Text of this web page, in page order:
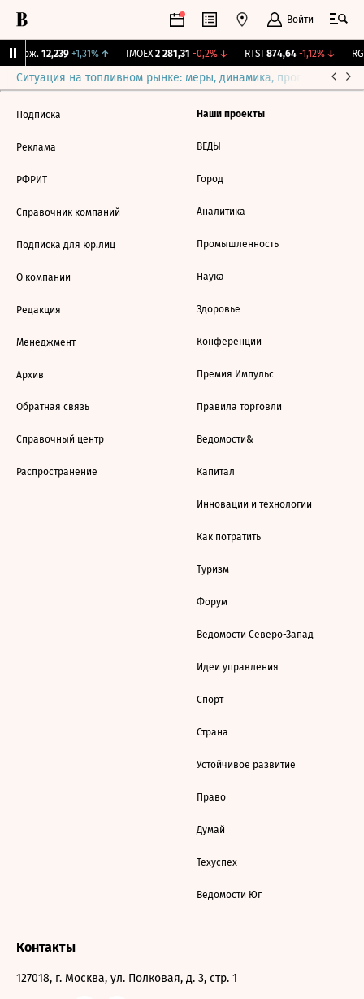
Войти
Бирж. 12,239 +1,31%↑ IMOEX 2 281,31 -0,2%↓ RTSI 874,64 -1,12%↓
Ситуация на топливном рынке: меры, динамика, прогнозы
Подписка
Реклама
РФРИТ
Справочник компаний
Подписка для юр.лиц
О компании
Редакция
Менеджмент
Архив
Обратная связь
Справочный центр
Распространение
Наши проекты
ВЕДЫ
Город
Аналитика
Промышленность
Наука
Здоровье
Конференции
Премия Импульс
Правила торговли
Ведомости&
Капитал
Инновации и технологии
Как потратить
Туризм
Форум
Ведомости Северо-Запад
Идеи управления
Спорт
Страна
Устойчивое развитие
Право
Думай
Техуспех
Ведомости Юг
Контакты
127018, г. Москва, ул. Полковая, д. 3, стр. 1